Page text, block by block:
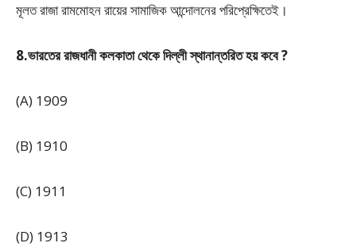
মূলত রাজা রামমোহন রায়ের সামাজিক আন্দোলনের পরিপ্রেক্ষিতেই।
8.ভারতের রাজধানী কলকাতা থেকে দিল্লী স্থানান্তরিত হয় কবে ?
(A) 1909
(B) 1910
(C) 1911
(D) 1913